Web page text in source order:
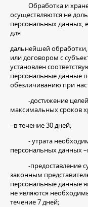
Обработка и
осуществляются не
персональных данных,
для
дальнейшей
или договором с
установлен
персональные данные
обезличиванию при
-достижение целей
максимальных сроков
–в течение 30 дней;
- утрата
персональных данных
-предоставление
законным
персональные данные
не являются
течение 7 дней;